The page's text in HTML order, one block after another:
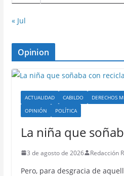
« Jul
Opinion
ACTUALIDAD CABILDO DERECHOS
OPINIÓN
POLÍTICA
La niña que
3 de agosto de 2026 Redacción
Pero, para desgracia de